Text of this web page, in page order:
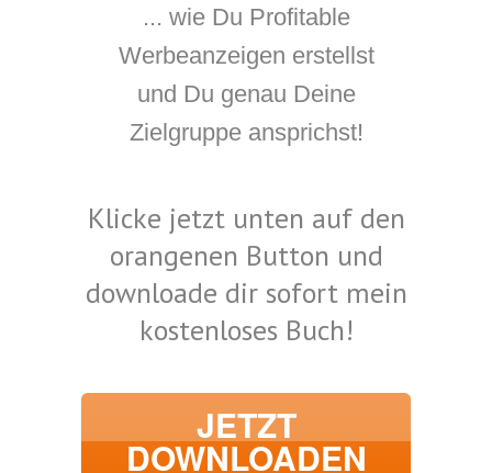
... wie Du Profitable
Werbeanzeigen erstellst
und Du genau Deine
Zielgruppe ansprichst!
Klicke jetzt unten auf den
orangenen Button und
downloade dir sofort mein
kostenloses Buch!
JETZT
DOWNLOADEN